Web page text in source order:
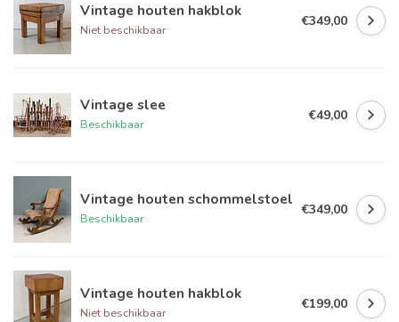
Vintage houten hakblok
Niet beschikbaar
€349,00
Vintage slee
Beschikbaar
€49,00
Vintage houten schommelstoel
Beschikbaar
€349,00
Vintage houten hakblok
Niet beschikbaar
€199,00